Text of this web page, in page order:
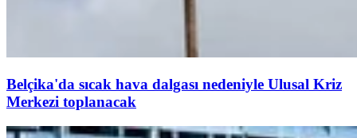
Belçika'da sıcak hava dalgası nedeniyle Ulusal Kriz
Merkezi toplanacak